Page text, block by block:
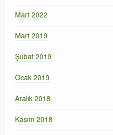
Mart 2022
Mart 2019
Şubat 2019
Ocak 2019
Aralık 2018
Kasım 2018